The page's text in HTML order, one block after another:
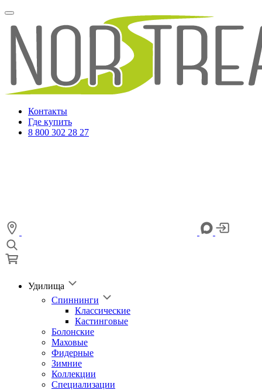
Контакты
Где купить
8 800 302 28 27
Удилища
Спиннинги
Классические
Кастинговые
Болонские
Маховые
Фидерные
Зимние
Коллекции
Специализации